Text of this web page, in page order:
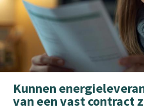
Kunnen
van een vast contract